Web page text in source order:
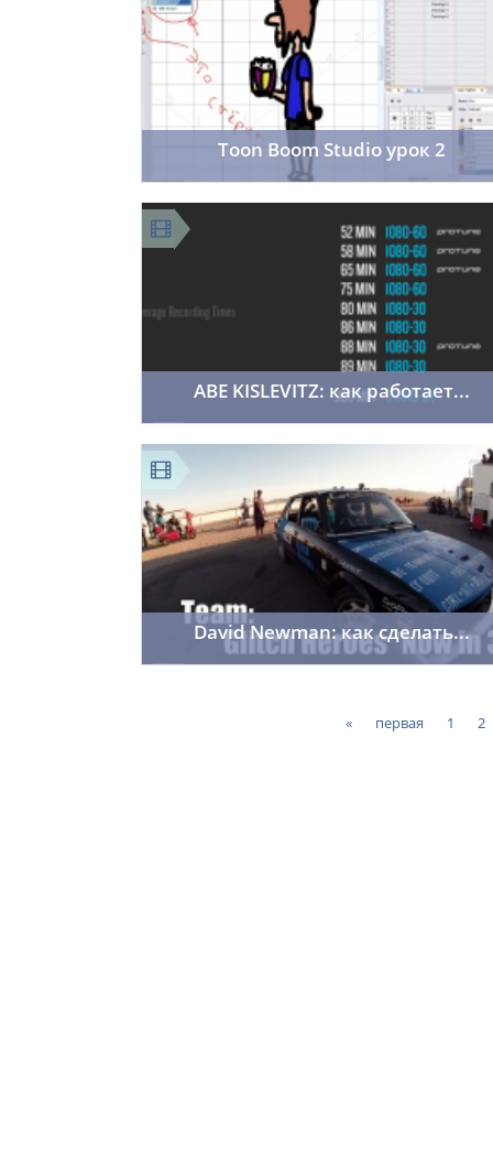
Toon Boom Studio урок 2
14.11.2013
ABE KISLEVITZ: как работает...
14.11.2013
David Newman: как сделать...
« первая 1 2